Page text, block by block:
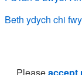
Beth ydych chi